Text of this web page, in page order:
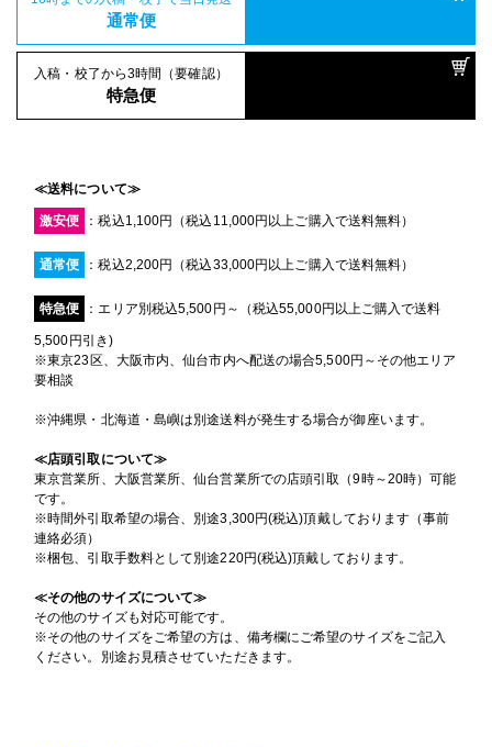
通常便
入稿・校了から3時間（要確認）
特急便
≪送料について≫
激安便 ：税込1,100円（税込11,000円以上ご購入で送料無料）
通常便 ：税込2,200円（税込33,000円以上ご購入で送料無料）
特急便 ：エリア別税込5,500円～（税込55,000円以上ご購入で送料
5,500円引き)
※東京23区、大阪市内、仙台市内へ配送の場合5,500円～その他エリア
要相談
※沖縄県・北海道・島嶼は別途送料が発生する場合が御座います。
≪店頭引取について≫
東京営業所、大阪営業所、仙台営業所での店頭引取（9時～20時）可能
です。
※時間外引取希望の場合、別途3,300円(税込)頂戴しております（事前
連絡必須）
※梱包、引取手数料として別途220円(税込)頂戴しております。
≪その他のサイズについて≫
その他のサイズも対応可能です。
※その他のサイズをご希望の方は、備考欄にご希望のサイズをご記入
ください。別途お見積させていただきます。